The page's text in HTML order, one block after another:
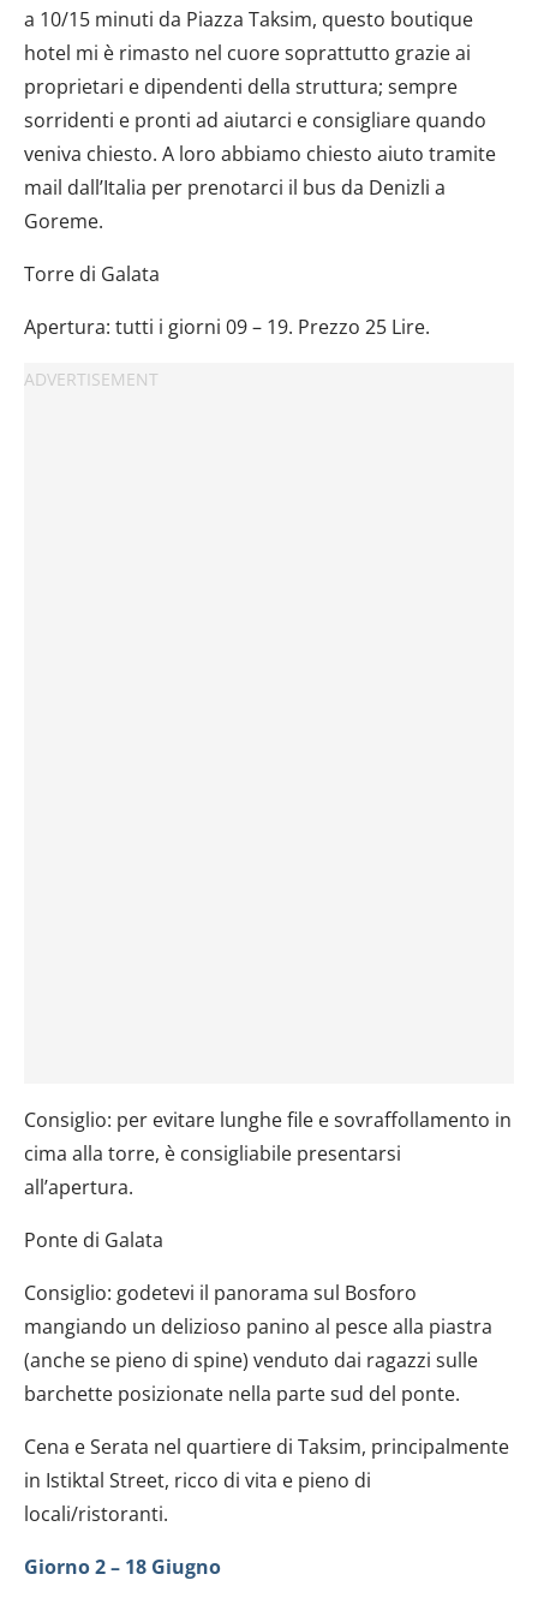
a 10/15 minuti da Piazza Taksim, questo boutique
hotel mi è rimasto nel cuore soprattutto grazie ai
proprietari e dipendenti della struttura; sempre
sorridenti e pronti ad aiutarci e consigliare quando
veniva chiesto. A loro abbiamo chiesto aiuto tramite
mail dall’Italia per prenotarci il bus da Denizli a
Goreme.
Torre di Galata
Apertura: tutti i giorni 09 – 19. Prezzo 25 Lire.
Consiglio: per evitare lunghe file e sovraffollamento in
cima alla torre, è consigliabile presentarsi
all’apertura.
Ponte di Galata
Consiglio: godetevi il panorama sul Bosforo
mangiando un delizioso panino al pesce alla piastra
(anche se pieno di spine) venduto dai ragazzi sulle
barchette posizionate nella parte sud del ponte.
Cena e Serata nel quartiere di Taksim, principalmente
in Istiktal Street, ricco di vita e pieno di
locali/ristoranti.
Giorno 2 – 18 Giugno